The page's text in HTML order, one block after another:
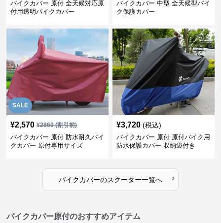
バイクカバー 原付 全天候対応原
付用透明バイクカバー
バイクカバー 中型 全天候型バイ
ク保護カバー
SALE
¥2,570 ¥2860(割引前)
バイクカバー 原付 防水耐久バイ
クカバー 原付専用サイズ
¥3,720 (税込)
バイクカバー 原付 原付バイク用
防水保護カバー 収納袋付き
バイクカバーのスクーター一覧へ ›
バイクカバー原付のおすすめアイテム